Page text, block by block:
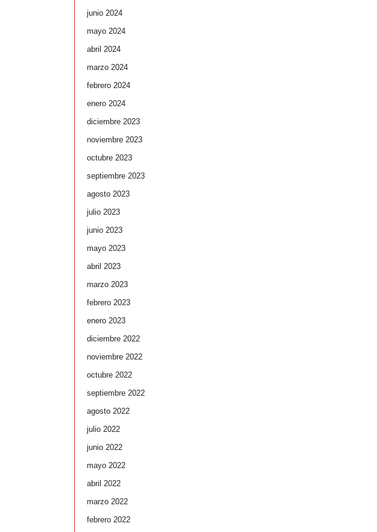
junio 2024
mayo 2024
abril 2024
marzo 2024
febrero 2024
enero 2024
diciembre 2023
noviembre 2023
octubre 2023
septiembre 2023
agosto 2023
julio 2023
junio 2023
mayo 2023
abril 2023
marzo 2023
febrero 2023
enero 2023
diciembre 2022
noviembre 2022
octubre 2022
septiembre 2022
agosto 2022
julio 2022
junio 2022
mayo 2022
abril 2022
marzo 2022
febrero 2022